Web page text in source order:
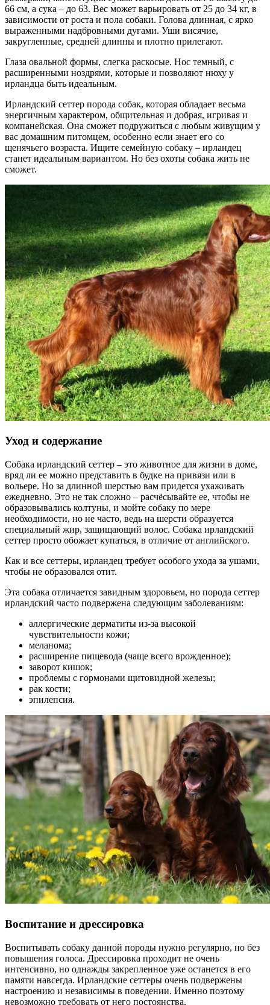
66 см, а сука – до 63. Вес может варьировать от 25 до 34 кг, в
зависимости от роста и пола собаки. Голова длинная, с ярко
выраженными надбровными дугами. Уши висячие,
закругленные, средней длинны и плотно прилегают.
Глаза овальной формы, слегка раскосые. Нос темный, с
расширенными ноздрями, которые и позволяют нюху у
ирландца быть идеальным.
Ирландский сеттер порода собак, которая обладает весьма
энергичным характером, общительная и добрая, игривая и
компанейская. Она сможет подружиться с любым живущим у
вас домашним питомцем, особенно если знает его со
щенячьего возраста. Ищите семейную собаку – ирландец
станет идеальным вариантом. Но без охоты собака жить не
сможет.
Уход и содержание
Собака ирландский сеттер – это животное для жизни в доме,
вряд ли ее можно представить в будке на привязи или в
вольере. Но за длинной шерстью вам придется ухаживать
ежедневно. Это не так сложно – расчёсывайте ее, чтобы не
образовывались колтуны, и мойте собаку по мере
необходимости, но не часто, ведь на шерсти образуется
специальный жир, защищающий волос. Собака ирландский
сеттер просто обожает купаться, в отличие от английского.
Как и все сеттеры, ирландец требует особого ухода за ушами,
чтобы не образовался отит.
Эта собака отличается завидным здоровьем, но порода сеттер
ирландский часто подвержена следующим заболеваниям:
аллергические дерматиты из-за высокой
чувствительности кожи;
меланома;
расширение пищевода (чаще всего врожденное);
заворот кишок;
проблемы с гормонами щитовидной железы;
рак кости;
эпилепсия.
Воспитание и дрессировка
Воспитывать собаку данной породы нужно регулярно, но без
повышения голоса. Дрессировка проходит не очень
интенсивно, но однажды закрепленное уже останется в его
памяти навсегда. Ирландские сеттеры очень подвержены
настроению и независимы в поведении. Именно поэтому
невозможно требовать от него постоянства.